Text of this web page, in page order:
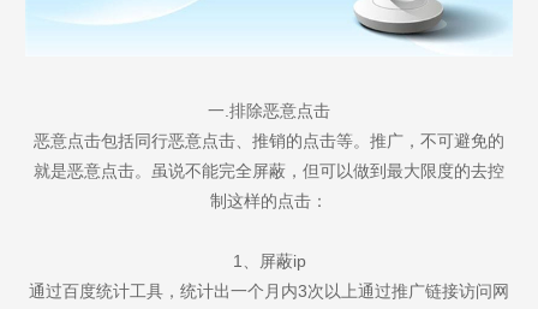
一.排除恶意点击
恶意点击包括同行恶意点击、推销的点击等。推广，不可避免的
就是恶意点击。虽说不能完全屏蔽，但可以做到最大限度的去控
制这样的点击：
1、屏蔽ip
通过百度统计工具，统计出一个月内3次以上通过推广链接访问网